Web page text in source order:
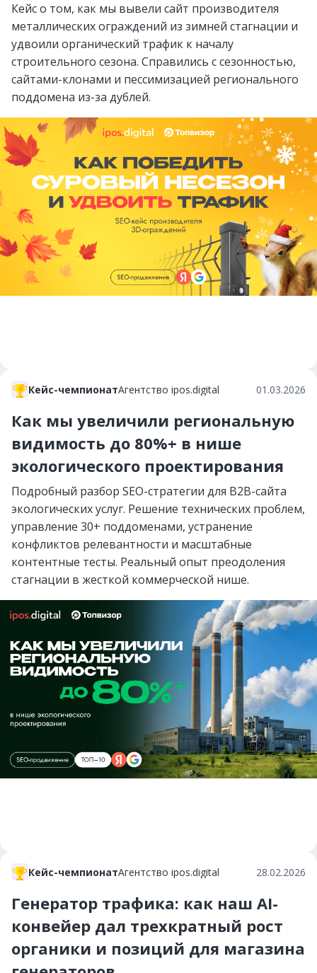
Кейс о том, как мы вывели сайт производителя
металлических ограждений из зимней стагнации и
удвоили органический трафик к началу
строительного сезона. Справились с сезонностью,
сайтами-клонами и пессимизацией регионального
поддомена из-за дублей.
Кейс-чемпионатАгентство ipos.digital 01.03.2026
Как мы увеличили региональную
видимость до 80%+ в нише
экологического проектирования
Подробный разбор SEO-стратегии для B2B-сайта
экологических услуг. Решение технических проблем,
управление 30+ поддоменами, устранение
конфликтов релевантности и масштабные
контентные тесты. Реальный опыт преодоления
стагнации в жесткой коммерческой нише.
Кейс-чемпионатАгентство ipos.digital 28.02.2026
Генератор трафика: как наш AI-
конвейер дал трехкратный рост
органики и позиций для магазина